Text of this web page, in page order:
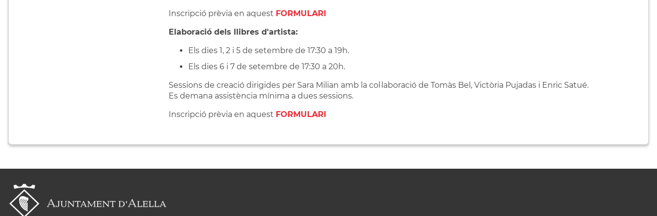
Inscripció prèvia en aquest FORMULARI
Elaboració dels llibres d'artista:
Els dies 1, 2 i 5 de setembre de 17:30 a 19h.
Els dies 6 i 7 de setembre de 17:30 a 20h.
Sessions de creació dirigides per Sara Milian amb la col·laboració de Tomàs Bel, Victòria Pujadas i Enric Satué.
Es demana assistència mínima a dues sessions.
Inscripció prèvia en aquest FORMULARI